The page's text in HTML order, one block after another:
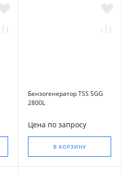
Бензогенератор TSS SGG
2800L
Цена по запросу
В КОРЗИНУ